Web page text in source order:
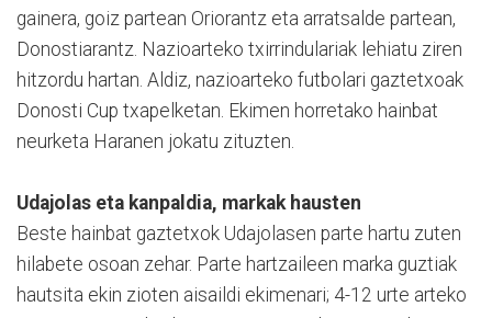
gainera, goiz partean Oriorantz eta arratsalde partean,
Donostiarantz. Nazioarteko txirrindulariak lehiatu ziren
hitzordu hartan. Aldiz, nazioarteko futbolari gaztetxoak
Donosti Cup txapelketan. Ekimen horretako hainbat
neurketa Haranen jokatu zituzten.
Udajolas eta kanpaldia, markak hausten
Beste hainbat gaztetxok Udajolasen parte hartu zuten
hilabete osoan zehar. Parte hartzaileen marka guztiak
hautsita ekin zioten aisaildi ekimenari; 4-12 urte arteko